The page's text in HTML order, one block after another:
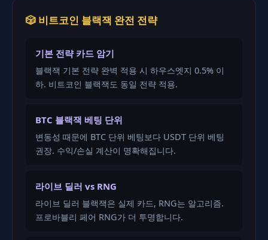
🎲 비트코인 블랙잭 완전 전략
기본 전략 카드 암기
블랙잭 기본 전략 완벽 적용 시 하우스엣지 0.5% 이
하. 비트코인 블랙잭도 동일 전략 적용.
BTC 블랙잭 베팅 단위
변동성 때문에 BTC 단위 베팅보다 USDT 단위 베팅
권장. 수익/손실 계산이 명확해집니다.
라이브 딜러 vs RNG
라이브 딜러 블랙잭은 실제 카드, RNG는 알고리즘.
프로바블리 페어 RNG가 더 투명합니다.